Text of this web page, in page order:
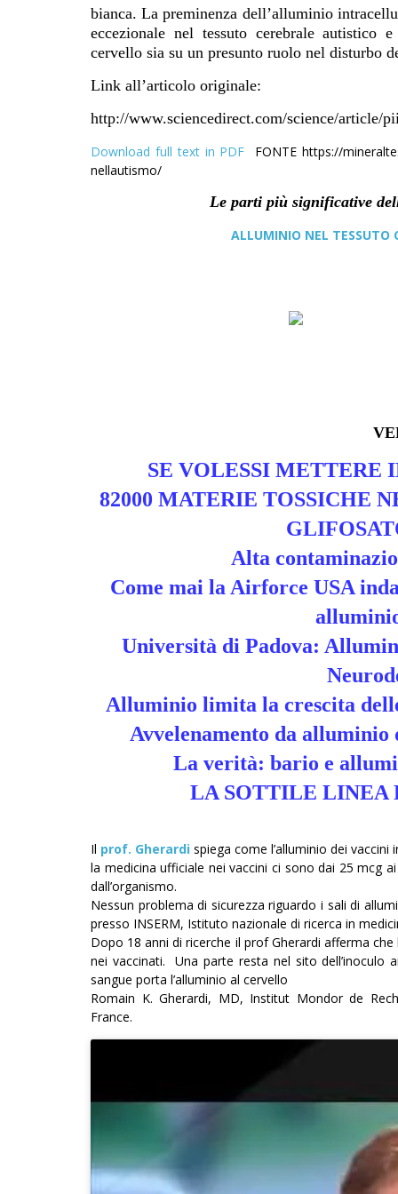
bianca. La preminenza dell’alluminio
eccezionale nel tessuto cerebrale
cervello sia su un presunto ruolo nel disturbo
Link all’articolo originale:
http://www.sciencedirect.com/science/
Download full text in PDF FONTE https://
nellautismo/
Le parti più significative
ALLUMINIO NEL TESSUTO
SE VOLESSI METTERE
82000 MATERIE TOSSICHE
Alta
Come mai la Airforce USA
Università di Padova:
Alluminio limita la crescita
Avvelenamento da
La verità: bario e
LA SOTTILE LINEA
Il prof. Gherardi spiega come l’alluminio dei
la medicina ufficiale nei vaccini ci sono dai 25 mcg
dall’organismo.
Nessun problema di sicurezza riguardo i sali di
presso INSERM, Istituto nazionale di ricerca in
Dopo 18 anni di ricerche il prof Gherardi afferma
nei vaccinati. Una parte resta nel sito dell’inoculo
sangue porta l’alluminio al cervello
Romain K. Gherardi, MD, Institut Mondor de
France.